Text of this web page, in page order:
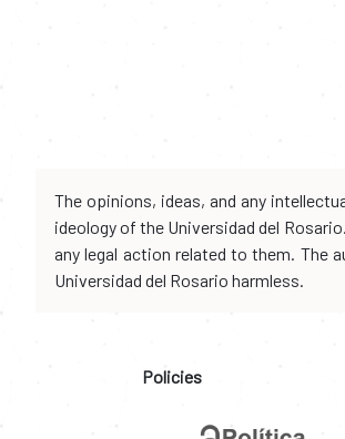
The opinions, ideas, and any
ideology of the Universidad del
any legal action related to them. The
Universidad del Rosario harmless.
Policies